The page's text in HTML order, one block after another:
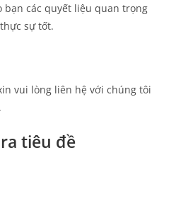
bạn các quyết liệu quan trọng
sự tốt.
vui lòng liên hệ với chúng tôi
tiêu đề